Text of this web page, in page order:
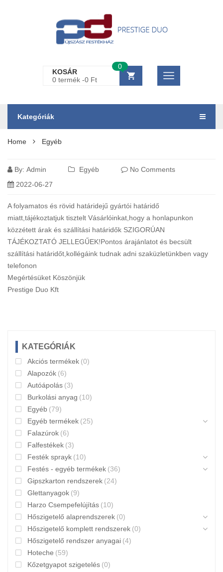
KOSÁR
0 termék -0 Ft
0
Kategóriák
Home Egyéb
By: Admin Egyéb
No Comments
2022-06-27
A folyamatos és rövid határidejű gyártói határidő
miatt,tájékoztatjuk tisztelt Vásárlóinkat,hogy a honlapunkon
közzétett árak és szállítási határidők SZIGORÚAN
TÁJÉKOZTATÓ JELLEGŰEK!Pontos árajánlatot és becsült
szállítási határidőt,kollégáink tudnak adni szaküzletünkben vagy
telefonon
Megértésüket Köszönjük
Prestige Duo Kft
KATEGÓRIÁK
Akciós termékek (0)
Alapozók (6)
Autóápolás (3)
Burkolási anyag (10)
Egyéb (79)
Egyéb termékek (25)
Falazúrok (6)
Falfestékek (3)
Festék sprayk (10)
Festés - egyéb termékek (36)
Gipszkarton rendszerek (24)
Glettanyagok (9)
Harzo Csempefelújítás (10)
Hőszigetelő alaprendszerek (0)
Hőszigetelő komplett rendszerek (0)
Hőszigetelő rendszer anyagai (4)
Hoteche (59)
Kőzetgyapot szigetelés (0)